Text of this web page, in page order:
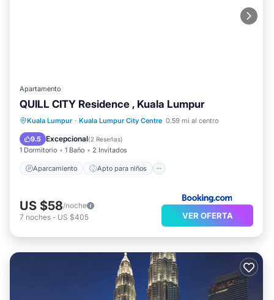
Apartamento
QUILL CITY Residence , Kuala Lumpur
Kuala Lumpur · Kuala Lumpur City Centre 0.59 mi al centro
9.5 Excepcional(2 Reseñas)
1 Dormitorio 1 Baño 2 Invitados
Aparcamiento Apto para niños
Aparcamiento
Apto para niños
Seguridad/Protección
US $58/noche
7 noches - US $405 VER OFERTA